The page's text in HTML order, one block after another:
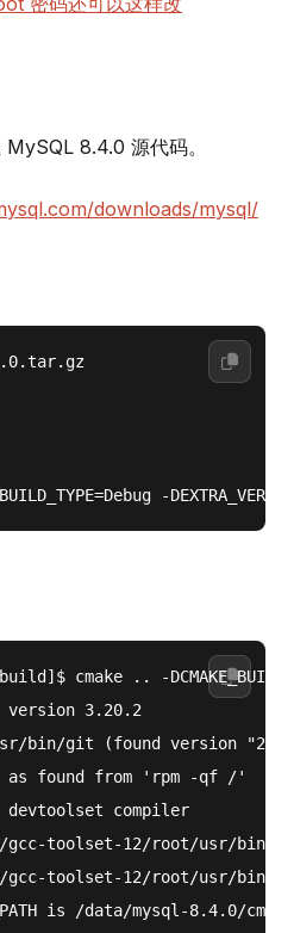
8.4.0 源代码。
downloads/mysql/
-
cmake .. -
version 3.20.2
bin/git (found version
found from 'rpm -qf /'
compiler
toolset-12/root/usr/bin/
toolset-12/root/usr/bin/
is /data/mysql-8.4.0/cmake